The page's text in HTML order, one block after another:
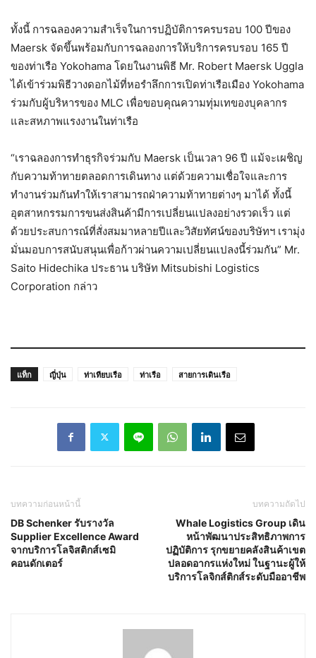
ทั้งนี้ การฉลองความสำเร็จในการปฏิบัติการครบรอบ 100 ปีของ
Maersk จัดขึ้นพร้อมกับการฉลองการให้บริการครบรอบ 165 ปี
ของท่าเรือ Yokohama โดยในงานพิธี Mr. Robert Maersk Uggla
ได้เข้าร่วมพิธีวางดอกไม้ที่หอรำลึกการเปิดท่าเรือเมือง Yokohama
ร่วมกับผู้บริหารของ MLC เพื่อขอบคุณความทุ่มเทของบุคลากร
และสหภาพแรงงานในท่าเรือ
“เราฉลองการทำธุรกิจร่วมกับ Maersk เป็นเวลา 96 ปี แม้จะเผชิญ
กับความท้าทายตลอดการเดินทาง แต่ด้วยความเชื่อใจและการ
ทำงานร่วมกันทำให้เราสามารถฝ่าความท้าทายต่างๆ มาได้ ทั้งนี้
อุตสาหกรรมการขนส่งสินค้ามีการเปลี่ยนแปลงอย่างรวดเร็ว แต่
ด้วยประสบการณ์ที่สั่งสมมาหลายปีและวิสัยทัศน์ของบริษัทฯ เรามุ่ง
มั่นมอบการสนับสนุนเพื่อก้าวผ่านความเปลี่ยนแปลงนี้ร่วมกัน” Mr.
Saito Hidechika ประธาน บริษัท Mitsubishi Logistics
Corporation กล่าว
แท็ก ญี่ปุ่น ท่าเทียบเรือ ท่าเรือ สายการเดินเรือ
บทความก่อนหน้านี้
DB Schenker รับรางวัล
Supplier Excellence Award
จากบริการโลจิสติกส์เซมิ
คอนดักเตอร์
บทความถัดไป
Whale Logistics Group เดิน
หน้าพัฒนาประสิทธิภาพการ
ปฏิบัติการ รุกขยายคลังสินค้าเขต
ปลอดอากรแห่งใหม่ ในฐานะผู้ให้
บริการโลจิกส์ติกส์ระดับมืออาชีพ